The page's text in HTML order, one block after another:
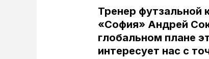
Тренер футзальной
«София» Андрей
глобальном плане
интересует нас с